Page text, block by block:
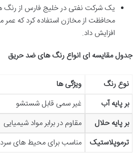
یک شرکت نفتی در خلیج فارس از رنگ
افزایش داد.
جدول مقایسه ای انواع رنگ های ضد حریق
نوع رنگ ویژگی ها
بر پایه آب
غیر سمی قابل شستشو
بر پایه حلال
مقاوم در برابر مواد شیمیایی
ترموپلاستیک
مناسب برای محیط های سرد